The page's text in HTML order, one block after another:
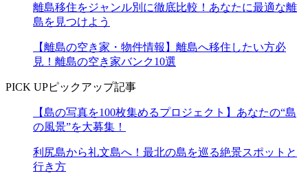
離島移住をジャンル別に徹底比較！あなたに最適な離
島を見つけよう
【離島の空き家・物件情報】離島へ移住したい方必
見！離島の空き家バンク10選
PICK UPピックアップ記事
【島の写真を100枚集めるプロジェクト】あなたの“島
の風景”を大募集！
利尻島から礼文島へ！最北の島を巡る絶景スポットと
行き方